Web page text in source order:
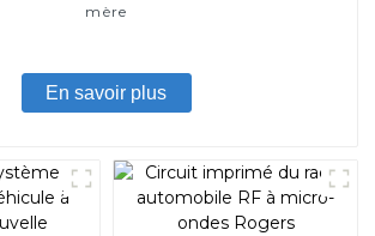
mère
En savoir plus